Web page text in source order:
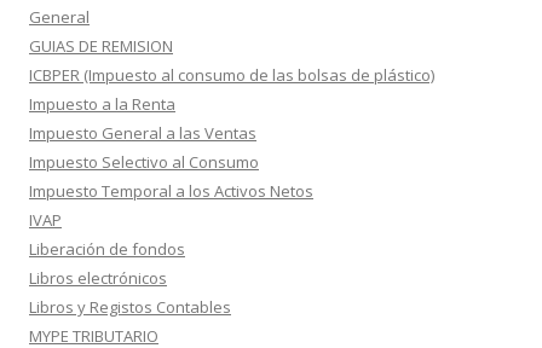
General
GUIAS DE REMISION
ICBPER (Impuesto al consumo de las bolsas de plástico)
Impuesto a la Renta
Impuesto General a las Ventas
Impuesto Selectivo al Consumo
Impuesto Temporal a los Activos Netos
IVAP
Liberación de fondos
Libros electrónicos
Libros y Registos Contables
MYPE TRIBUTARIO